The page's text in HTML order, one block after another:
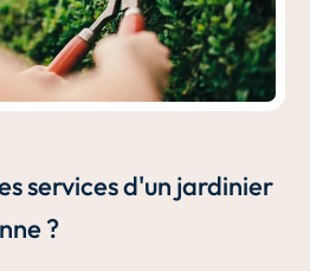
services d'un jardinier
?